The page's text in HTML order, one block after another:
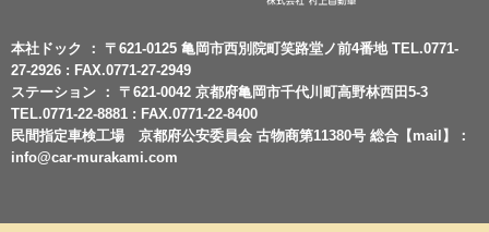
本社ドック ： 〒621-0125 亀岡市西別院町笑路堂ノ前4番地 TEL.0771-
27-2926 : FAX.0771-27-2949
ステーション ： 〒621-0042 京都府亀岡市千代川町高野林西田5-3
TEL.0771-22-8881 : FAX.0771-22-8400
民間指定車検工場 京都府公安委員会 古物商第11380号 総合【mail】：
info@car-murakami.com